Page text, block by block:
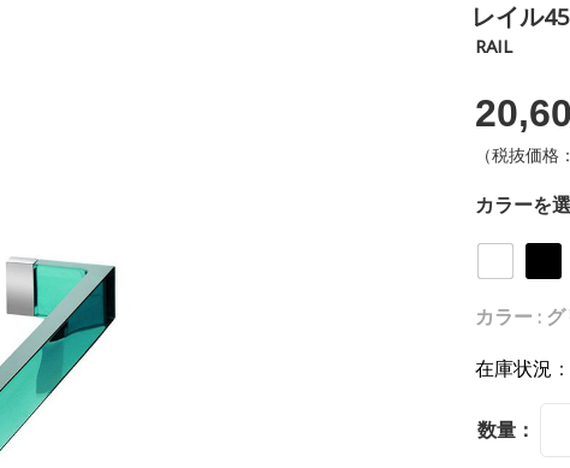
レイル45
RAIL
（税抜価格
カラーを
カラー :
在庫状況 ：
数量：